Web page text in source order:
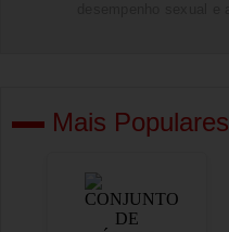
Mais Populares